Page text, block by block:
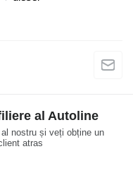
al Autoline
nostru și veți obține un
atras